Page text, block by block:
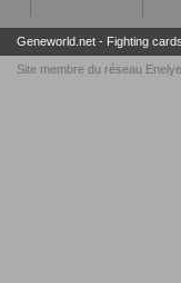
Geneworld.net- Fighting
Site membre du réseau Enelye